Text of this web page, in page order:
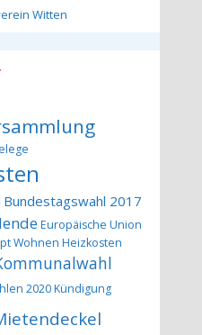
Witten
Bundestagswahl 2017
Europäische Union
Wohnen Heizkosten
2020 Kündigung